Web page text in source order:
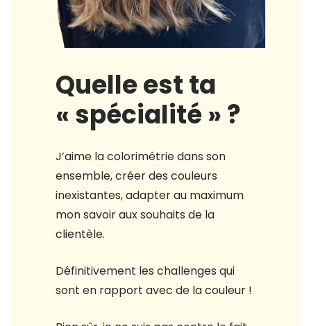
Quelle est ta
« spécialité » ?
J’aime la colorimétrie dans son
ensemble, créer des couleurs
inexistantes, adapter au maximum
mon savoir aux souhaits de la
clientèle.
Définitivement les challenges qui
sont en rapport avec de la couleur !